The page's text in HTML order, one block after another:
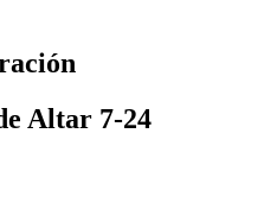
Altar 7-24